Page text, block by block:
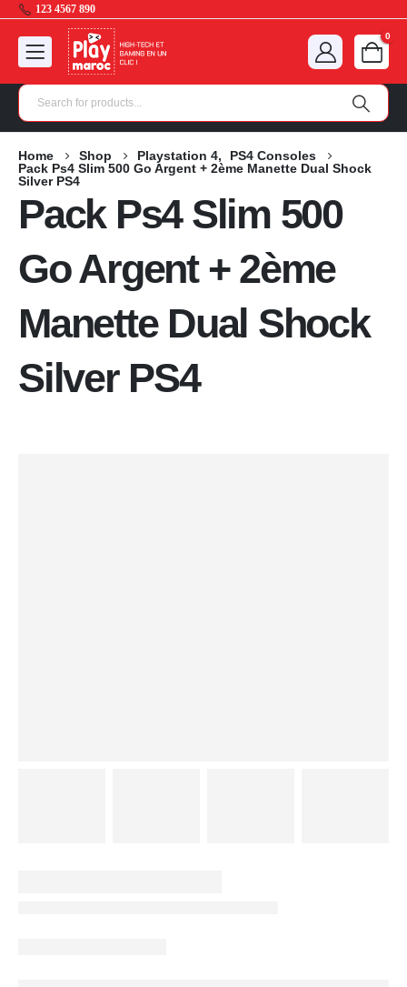
123 4567 890
0
Home Shop Playstation 4,
PS4 Consoles
Pack Ps4 Slim 500 Go Argent + 2ème Manette Dual Shock
Silver PS4
Pack Ps4 Slim 500
Go Argent + 2ème
Manette Dual Shock
Silver PS4